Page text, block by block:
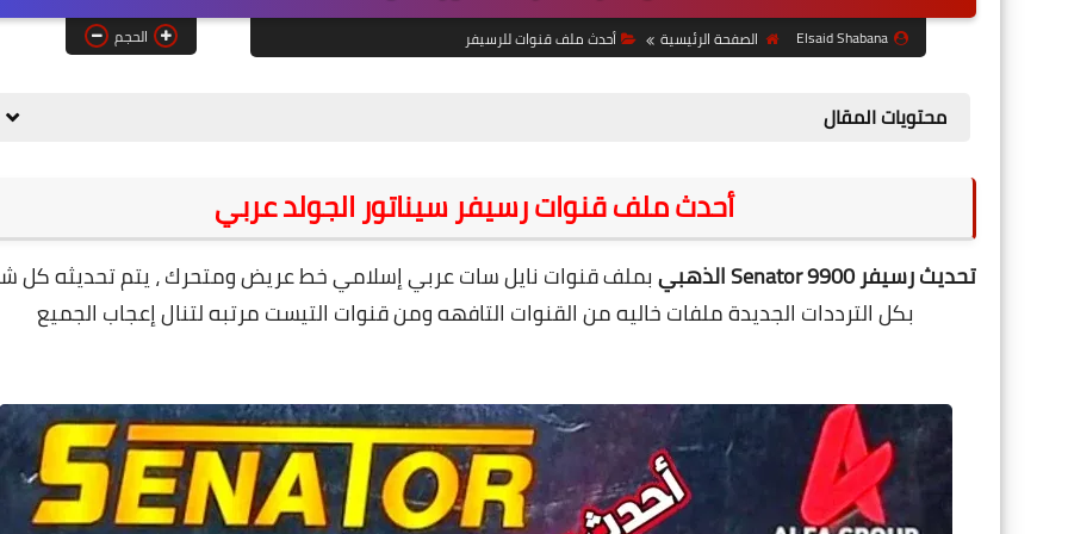
Elsaid Shabana الصفحة الرئيسية أحدث ملف قنوات للرسيفر الحجم
محتويات المقال
أحدث ملف قنوات رسيفر سيناتور الجولد عربي
تحديث رسيفر Senator 9900 الذهبيبملف قنوات نايل سات عربي إسلامي خط عريض ومتحرك ، يتم تحديثه كل
بكل الترددات الجديدة ملفات خاليه من القنوات التافهه ومن قنوات التيست مرتبه لتنال إعجاب الجميع